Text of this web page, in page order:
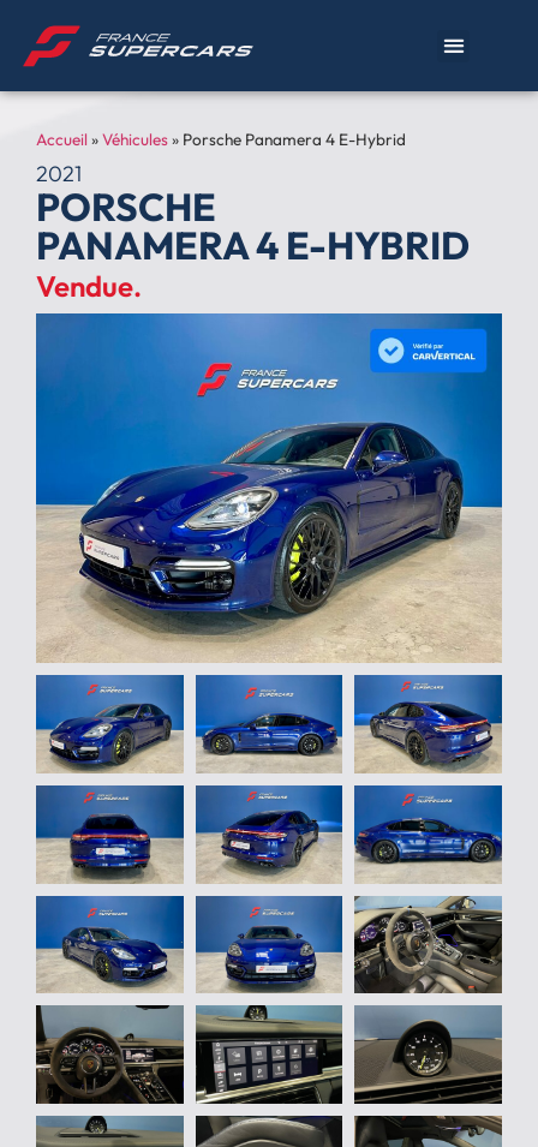
Accueil »Véhicules» Porsche Panamera 4 E-Hybrid
2021
PORSCHE
PANAMERA 4 E-HYBRID
Vendue.